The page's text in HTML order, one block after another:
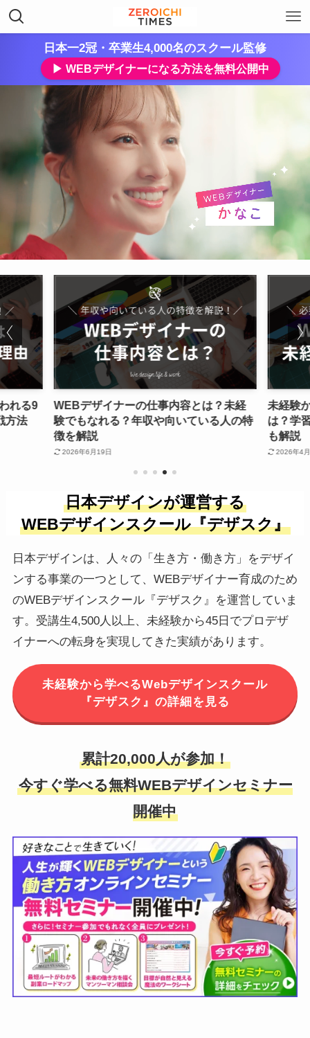
日本一2冠・卒業生4,000名のスクール監修
▶︎ WEBデザイナーになる方法を無料公開中
れる9
方法
WEBデザイナーの仕事内容とは？未経
験でもなれる？年収や向いている人の特
徴を解説
2026年6月19日
未経験
は？学
も解説
2026年4
日本デザインが運営する
WEBデザインスクール『デザスク』
日本デザインは、人々の「生き方・働き方」をデザイ
ンする事業の一つとして、WEBデザイナー育成のため
のWEBデザインスクール『デザスク』を運営していま
す。受講生4,500人以上、未経験から45日でプロデザ
イナーへの転身を実現してきた実績があります。
未経験から学べるWebデザインスクール
『デザスク』の詳細を見る
累計20,000人が参加！
今すぐ学べる無料WEBデザインセミナー
開催中